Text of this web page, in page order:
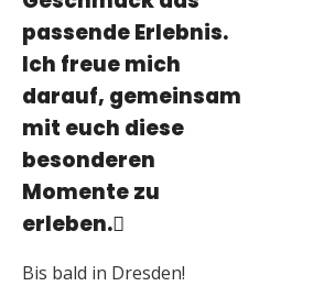
passende Erlebnis.
Ich freue mich
darauf, gemeinsam
mit euch diese
besonderen
Momente zu
erleben.
Bis bald in Dresden!